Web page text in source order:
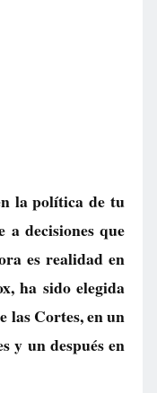
la política de tu
a decisiones que
es realidad en
ha sido elegida
las Cortes, en un
y un después en